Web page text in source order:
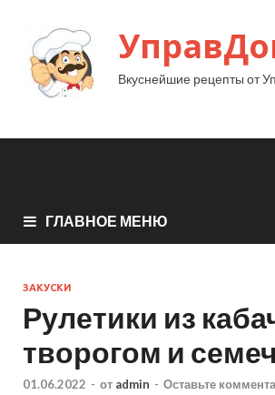
Вкуснейшие рецепты от
ГЛАВНОЕ МЕНЮ
ЗАКУСКИ
Рулетики из
творогом и
01.06.2022 - от admin - Оставьте